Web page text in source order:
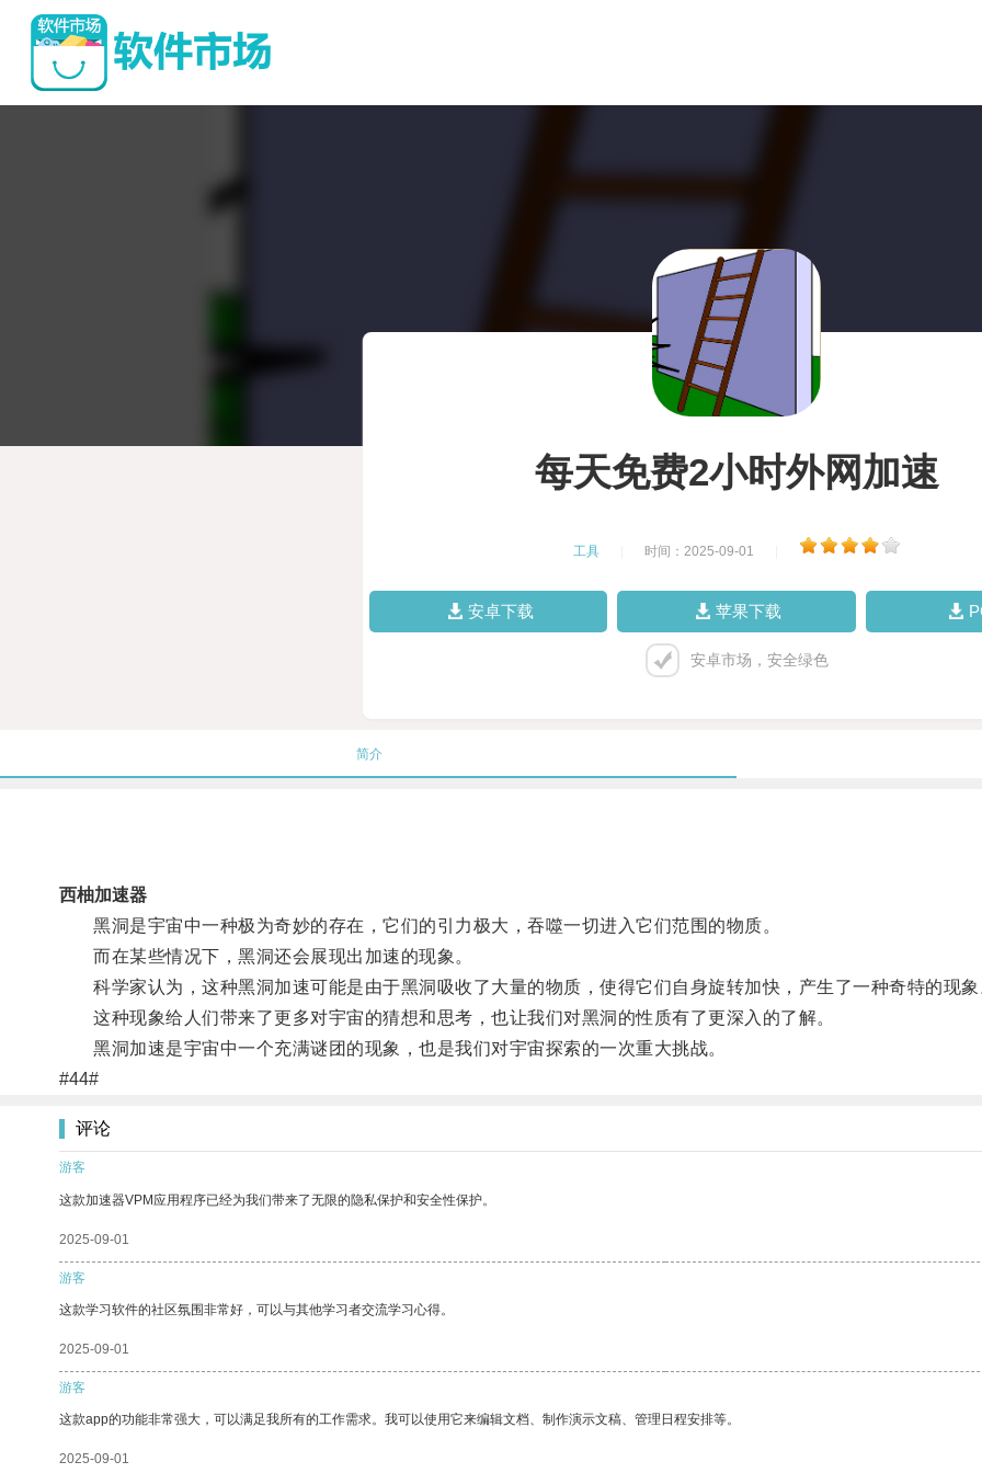
每天免费2小时外网加速
工具 时间：2025-09-01
安卓下载 苹果下载
安卓市场，安全绿色
简介
西柚加速器
黑洞是宇宙中一种极为奇妙的存在，它们的引力极大，吞噬一切进入它们范围的物质。
而在某些情况下，黑洞还会展现出加速的现象。
科学家认为，这种黑洞加速可能是由于黑洞吸收了大量的物质，使得它们自身旋转加快，产生了一种奇特的现象
这种现象给人们带来了更多对宇宙的猜想和思考，也让我们对黑洞的性质有了更深入的了解。
黑洞加速是宇宙中一个充满谜团的现象，也是我们对宇宙探索的一次重大挑战。
#44#
评论
游客
这款加速器VPM应用程序已经为我们带来了无限的隐私保护和安全性保护。
2025-09-01
游客
这款学习软件的社区氛围非常好，可以与其他学习者交流学习心得。
2025-09-01
游客
这款app的功能非常强大，可以满足我所有的工作需求。我可以使用它来编辑文档、制作演示文稿、管理日程安排等。
2025-09-01